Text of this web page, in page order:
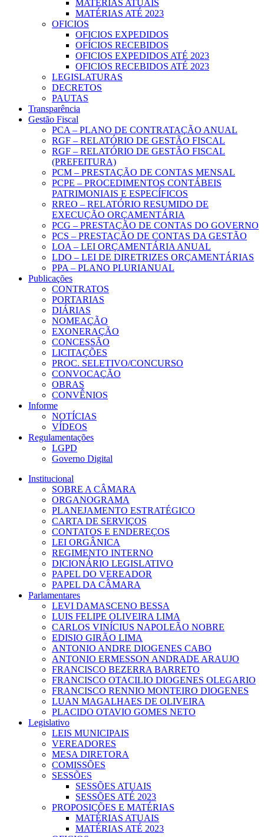
MATÉRIAS ATUAIS
MATÉRIAS ATÉ 2023
OFICIOS
OFICIOS EXPEDIDOS
OFÍCIOS RECEBIDOS
OFICIOS EXPEDIDOS ATÉ 2023
OFICIOS RECEBIDOS ATÉ 2023
LEGISLATURAS
DECRETOS
PAUTAS
Transparência
Gestão Fiscal
PCA – PLANO DE CONTRATAÇÃO ANUAL
RGF – RELATÓRIO DE GESTÃO FISCAL
RGF – RELATÓRIO DE GESTÃO FISCAL
(PREFEITURA)
PCM – PRESTAÇÃO DE CONTAS MENSAL
PCPE – PROCEDIMENTOS CONTÁBEIS
PATRIMONIAIS E ESPECÍFICOS
RREO – RELATÓRIO RESUMIDO DE
EXECUÇÃO ORÇAMENTÁRIA
PCG – PRESTAÇÃO DE CONTAS DO GOVERNO
PCS – PRESTAÇÃO DE CONTAS DA GESTÃO
LOA – LEI ORÇAMENTÁRIA ANUAL
LDO – LEI DE DIRETRIZES ORÇAMENTÁRIAS
PPA – PLANO PLURIANUAL
Publicações
CONTRATOS
PORTARIAS
DIÁRIAS
NOMEAÇÃO
EXONERAÇÃO
CONCESSÃO
LICITAÇÕES
PROC. SELETIVO/CONCURSO
CONVOCAÇÃO
OBRAS
CONVÊNIOS
Informe
NOTÍCIAS
VÍDEOS
Regulamentações
LGPD
Governo Digital
Institucional
SOBRE A CÂMARA
ORGANOGRAMA
PLANEJAMENTO ESTRATÉGICO
CARTA DE SERVIÇOS
CONTATOS E ENDEREÇOS
LEI ORGÂNICA
REGIMENTO INTERNO
DICIONÁRIO LEGISLATIVO
PAPEL DO VEREADOR
PAPEL DA CÂMARA
Parlamentares
LEVI DAMASCENO BESSA
LUIS FELIPE OLIVEIRA LIMA
CARLOS VINÍCIUS NAPOLEÃO NOBRE
EDISIO GIRÃO LIMA
ANTONIO ANDRE DIOGENES CABO
ANTONIO ERMESSON ANDRADE ARAUJO
FRANCISCO BEZERRA BARRETO
FRANCISCO OTACILIO DIOGENES OLEGARIO
FRANCISCO RENNIO MONTEIRO DIOGENES
LUAN MAGALHAES DE OLIVEIRA
PLACIDO OTAVIO GOMES NETO
Legislativo
LEIS MUNICIPAIS
VEREADORES
MESA DIRETORA
COMISSÕES
SESSÕES
SESSÕES ATUAIS
SESSÕES ATÉ 2023
PROPOSIÇÕES E MATÉRIAS
MATÉRIAS ATUAIS
MATÉRIAS ATÉ 2023